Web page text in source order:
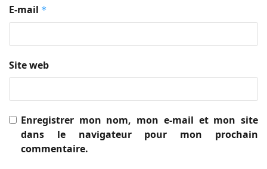
E-mail *
Site web
Enregistrer mon nom, mon e-mail et mon site
dans le navigateur pour mon prochain
commentaire.